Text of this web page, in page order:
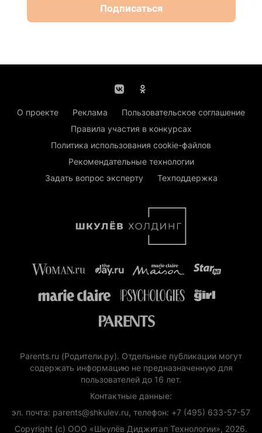
Подписаться
О проекте Реклама
Пользовательское соглашение
Правила участия в конкурсах
Политика использования cookie-файлов
Рекомендательные технологии
Задать вопрос эксперту
Техподдержка
Parents.ru (Родители.ру). Отдельные публикации могут
содержать информацию не предназначенную для
пользователей до 16 лет.
Контактные данные:
эл. почта: parents@shkulev.ru, телефон: +7 (495) 633-57-57
Copyright (с) ООО «Шкулёв Диджитал Технологии», 2026.